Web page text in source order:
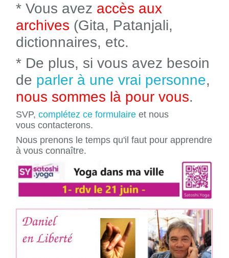
* Vous avez accès aux
archives (Gita, Patanjali,
dictionnaires, etc.
* De plus, si vous avez besoin
de parler à une vrai personne,
nous sommes là pour vous.
SVP, complétez ce formulaire et nous
vous contacterons.
Nous prenons le temps qu'il faut pour apprendre
à vous connaître.